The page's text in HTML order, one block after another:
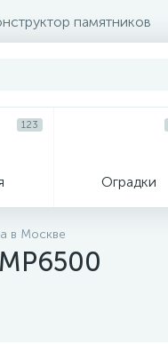
памятников
123
Оградки
в Москве